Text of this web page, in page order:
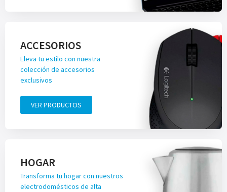
ACCESORIOS
Eleva tu estilo con nuestra
colección de accesorios
exclusivos
VER PRODUCTOS
HOGAR
Transforma tu hogar con nuestros
electrodomésticos de alta